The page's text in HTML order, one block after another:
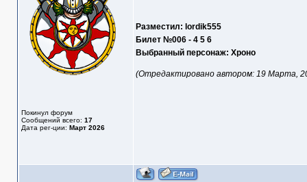
Покинул форум
Сообщений всего: 17
Дата рег-ции: Март 2026
Разместил: lordik555
Билет №006 - 4 5 6
Выбранный персонаж: Хроно
(Отредактировано автором: 19 Марта,